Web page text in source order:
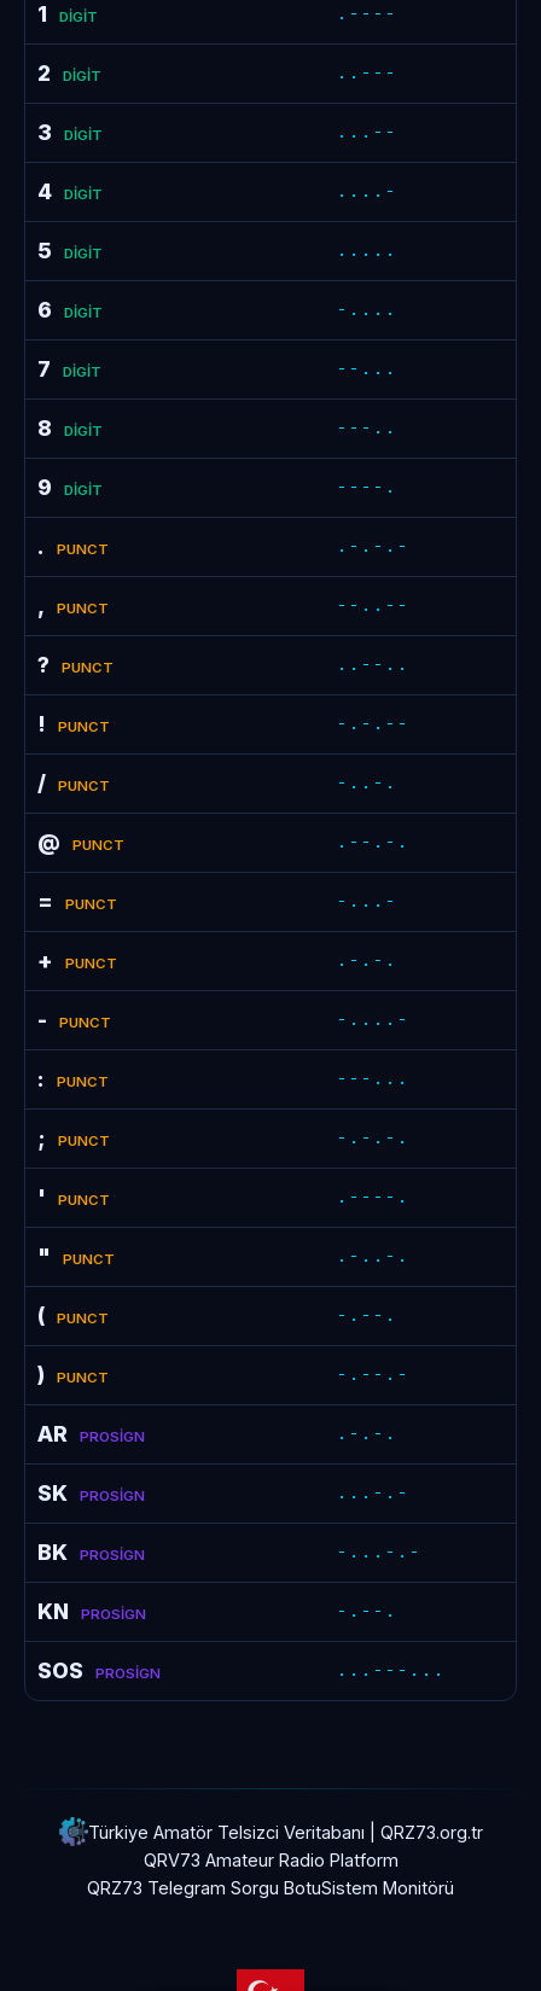
1 DIGIT .----
2 DIGIT ..---
3 DIGIT ...--
4 DIGIT ....-
5 DIGIT .....
6 DIGIT -....
7 DIGIT --...
8 DIGIT ---..
9 DIGIT ----.
. PUNCT .-.-.-
, PUNCT --..--
? PUNCT ..--..
! PUNCT -.-.--
/ PUNCT -..-.
@ PUNCT .--.-.
= PUNCT -...-
+ PUNCT .-.-.
- PUNCT -....-
: PUNCT ---...
; PUNCT -.-.-.
' PUNCT .----.
" PUNCT .-..-.
( PUNCT -.--.
) PUNCT -.--.-
AR PROSIGN .-.-.
SK PROSIGN ...-.-
BK PROSIGN -...-.-
KN PROSIGN -.--.
SOS PROSIGN ...---...
Türkiye Amatör Telsizci Veritabanı | QRZ73.org.tr
QRV73 Amateur Radio Platform
QRZ73 Telegram Sorgu BotuSistem Monitörü